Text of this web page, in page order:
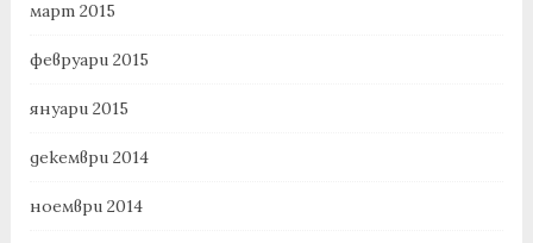
март 2015
февруари 2015
януари 2015
декември 2014
ноември 2014